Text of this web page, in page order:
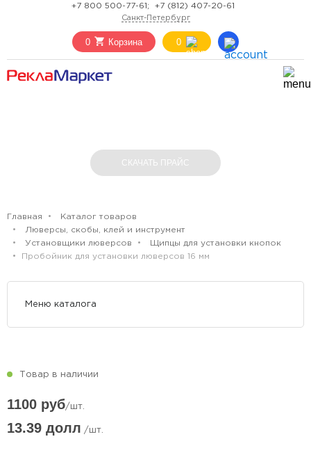
+7 800 500-77-61; +7 (812) 407-20-61
Санкт-Петербург
0 Корзина 0
СКАЧАТЬ ПРАЙС
Главная
Каталог товаров
Люверсы, скобы, клей и инструмент
Установщики люверсов
Щипцы для установки кнопок
Пробойник для установки люверсов 16 мм
Меню каталога
Товар в наличии
1100 руб/шт.
13.39 долл /шт.